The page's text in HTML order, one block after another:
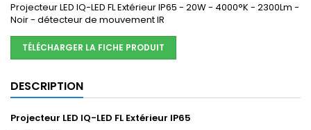
Projecteur LED IQ-LED FL Extérieur IP65 - 20W - 4000°K - 2300Lm -
Noir - détecteur de mouvement IR
TÉLÉCHARGER LA FICHE PRODUIT
DESCRIPTION
Projecteur LED IQ-LED FL Extérieur IP65